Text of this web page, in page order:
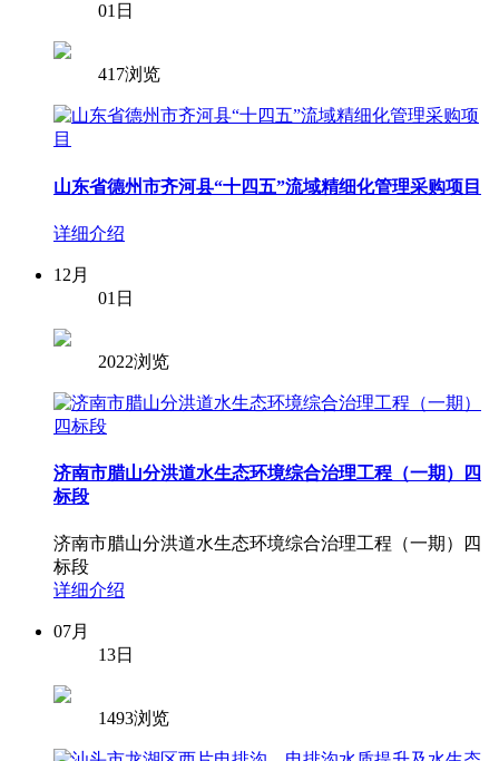
01日
417浏览
山东省德州市齐河县“十四五”流域精细化管理采购项目
详细介绍
12月
01日
2022浏览
济南市腊山分洪道水生态环境综合治理工程（一期）四
标段
济南市腊山分洪道水生态环境综合治理工程（一期）四
标段
详细介绍
07月
13日
1493浏览